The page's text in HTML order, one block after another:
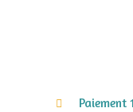
Paiement